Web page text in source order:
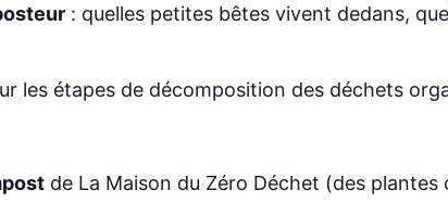
: quelles petites bêtes vivent dedans,
les étapes de décomposition des déchets
de La Maison du Zéro Déchet (des plantes